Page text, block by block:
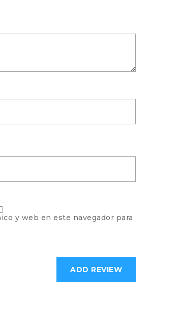
y web en este navegador para